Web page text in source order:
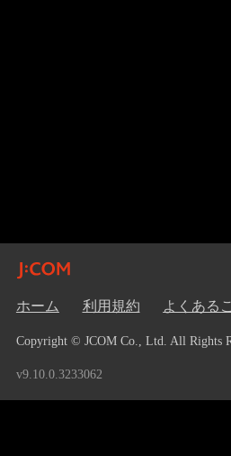
ホーム 利用規約 よくある
Copyright © JCOM Co., Ltd. All Rights
v9.10.0.3233062